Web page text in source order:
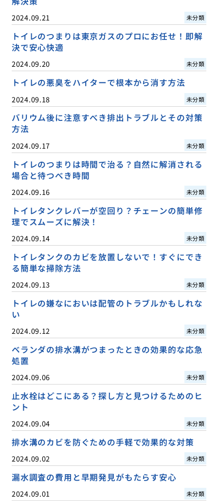
2024.09.21 未分類
トイレのつまりは東京ガスのプロにお任せ！即解
決で安心快適
2024.09.20 未分類
トイレの悪臭をハイターで根本から消す方法
2024.09.18 未分類
バリウム後に注意すべき排出トラブルとその対策
方法
2024.09.17 未分類
トイレのつまりは時間で治る？自然に解消される
場合と待つべき時間
2024.09.16 未分類
トイレタンクレバーが空回り？チェーンの簡単修
理でスムーズに解決！
2024.09.14 未分類
トイレタンクのカビを放置しないで！すぐにでき
る簡単な掃除方法
2024.09.13 未分類
トイレの嫌なにおいは配管のトラブルかもしれな
い
2024.09.12 未分類
ベランダの排水溝がつまったときの効果的な応急
処置
2024.09.06 未分類
止水栓はどこにある？探し方と見つけるためのヒ
ント
2024.09.04 未分類
排水溝のカビを防ぐための手軽で効果的な対策
2024.09.02 未分類
漏水調査の費用と早期発見がもたらす安心
2024.09.01 未分類